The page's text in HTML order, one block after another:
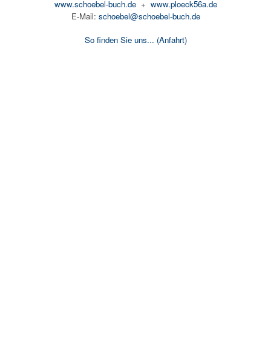
www.schoebel-buch.de+ www.ploeck56a.de
E-Mail: schoebel@schoebel-buch.de
So finden Sie uns... (Anfahrt)